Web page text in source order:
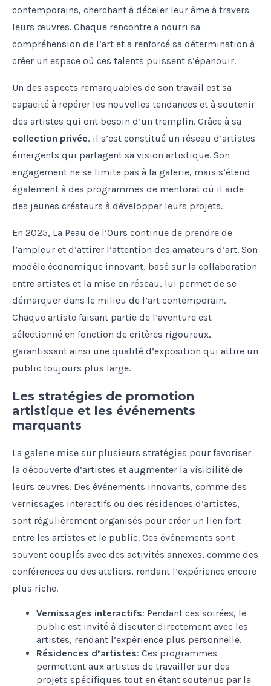
contemporains, cherchant à déceler leur âme à travers
leurs œuvres. Chaque rencontre a nourri sa
compréhension de l’art et a renforcé sa détermination à
créer un espace où ces talents puissent s’épanouir.
Un des aspects remarquables de son travail est sa
capacité à repérer les nouvelles tendances et à soutenir
des artistes qui ont besoin d’un tremplin. Grâce à sa
collection privée, il s’est constitué un réseau d’artistes
émergents qui partagent sa vision artistique. Son
engagement ne se limite pas à la galerie, mais s’étend
également à des programmes de mentorat où il aide
des jeunes créateurs à développer leurs projets.
En 2025, La Peau de l’Ours continue de prendre de
l’ampleur et d’attirer l’attention des amateurs d’art. Son
modèle économique innovant, basé sur la collaboration
entre artistes et la mise en réseau, lui permet de se
démarquer dans le milieu de l’art contemporain.
Chaque artiste faisant partie de l’aventure est
sélectionné en fonction de critères rigoureux,
garantissant ainsi une qualité d’exposition qui attire un
public toujours plus large.
Les stratégies de promotion
artistique et les événements
marquants
La galerie mise sur plusieurs stratégies pour favoriser
la découverte d’artistes et augmenter la visibilité de
leurs œuvres. Des événements innovants, comme des
vernissages interactifs ou des résidences d’artistes,
sont régulièrement organisés pour créer un lien fort
entre les artistes et le public. Ces événements sont
souvent couplés avec des activités annexes, comme des
conférences ou des ateliers, rendant l’expérience encore
plus riche.
Vernissages interactifs: Pendant ces soirées, le
public est invité à discuter directement avec les
artistes, rendant l’expérience plus personnelle.
Résidences d’artistes: Ces programmes
permettent aux artistes de travailler sur des
projets spécifiques tout en étant soutenus par la